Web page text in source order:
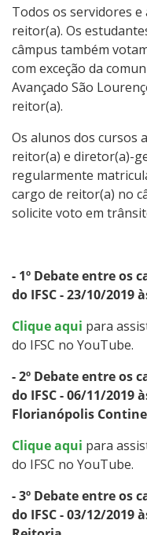
Todos os servidores
reitor(a). Os
câmpus também
com exceção da
Avançado São
reitor(a).
Os alunos dos cursos
reitor(a) e diretor(a)-
regularmente
cargo de reitor(a) no
solicite voto em
- 1º Debate entre os
do IFSC - 23/10/2019
Clique aqui para
do IFSC no YouTube.
- 2º Debate entre os
do IFSC - 06/11/2019
Florianópolis
Clique aqui para
do IFSC no YouTube.
- 3º Debate entre os
do IFSC - 03/12/2019